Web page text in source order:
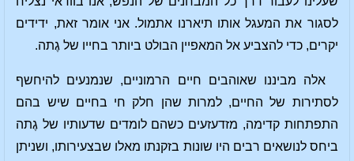
לסגור את המעגל אותו תיארנו אתמול. אני אומר זאת, ידידים
יקרים, כדי להצביע אל המאפיין הבולט ביותר בחייו של גֶתה.
אלה מביננו שאוהבים חיים הרמוניים, שנמנעים להיחשף
לסתירות של החיים, למרות שהן חלק חי בחיים שיש בהם
התפתחות קדימה, מזדעזעים כשהם לומדים שדעותיו של גֶתה
ביחס לנושאים רבים היו שונות בזקנתו מאלו שבצעירותו, ושניתן